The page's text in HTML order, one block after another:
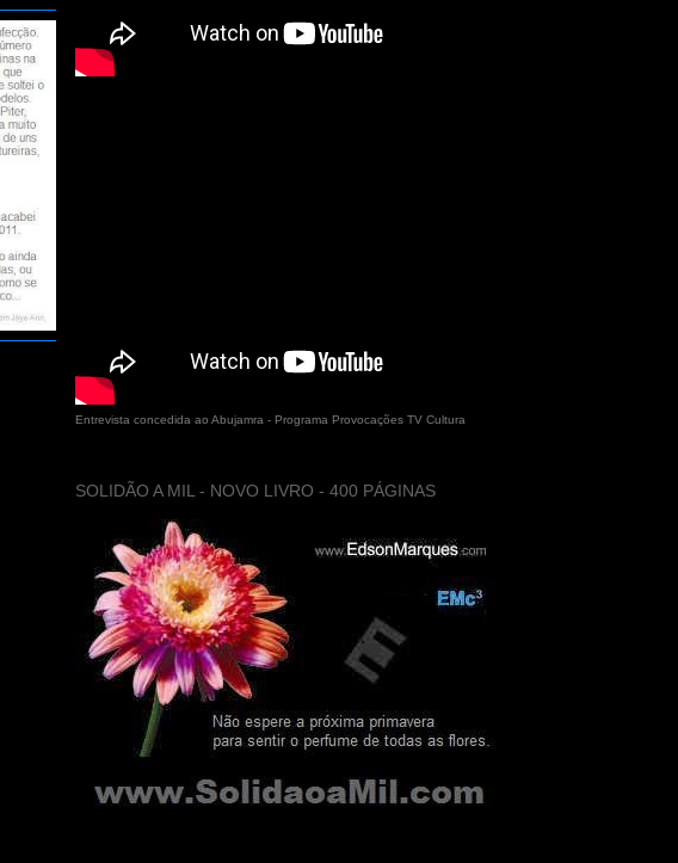
Entrevista concedida ao Abujamra - Programa Provocações TV Cultura
SOLIDÃO A MIL - NOVO LIVRO - 400 PÁGINAS